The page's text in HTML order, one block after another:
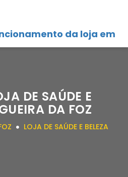
da loja em
DE SAÚDE E
DA FOZ
LOJA DE SAÚDE E BELEZA